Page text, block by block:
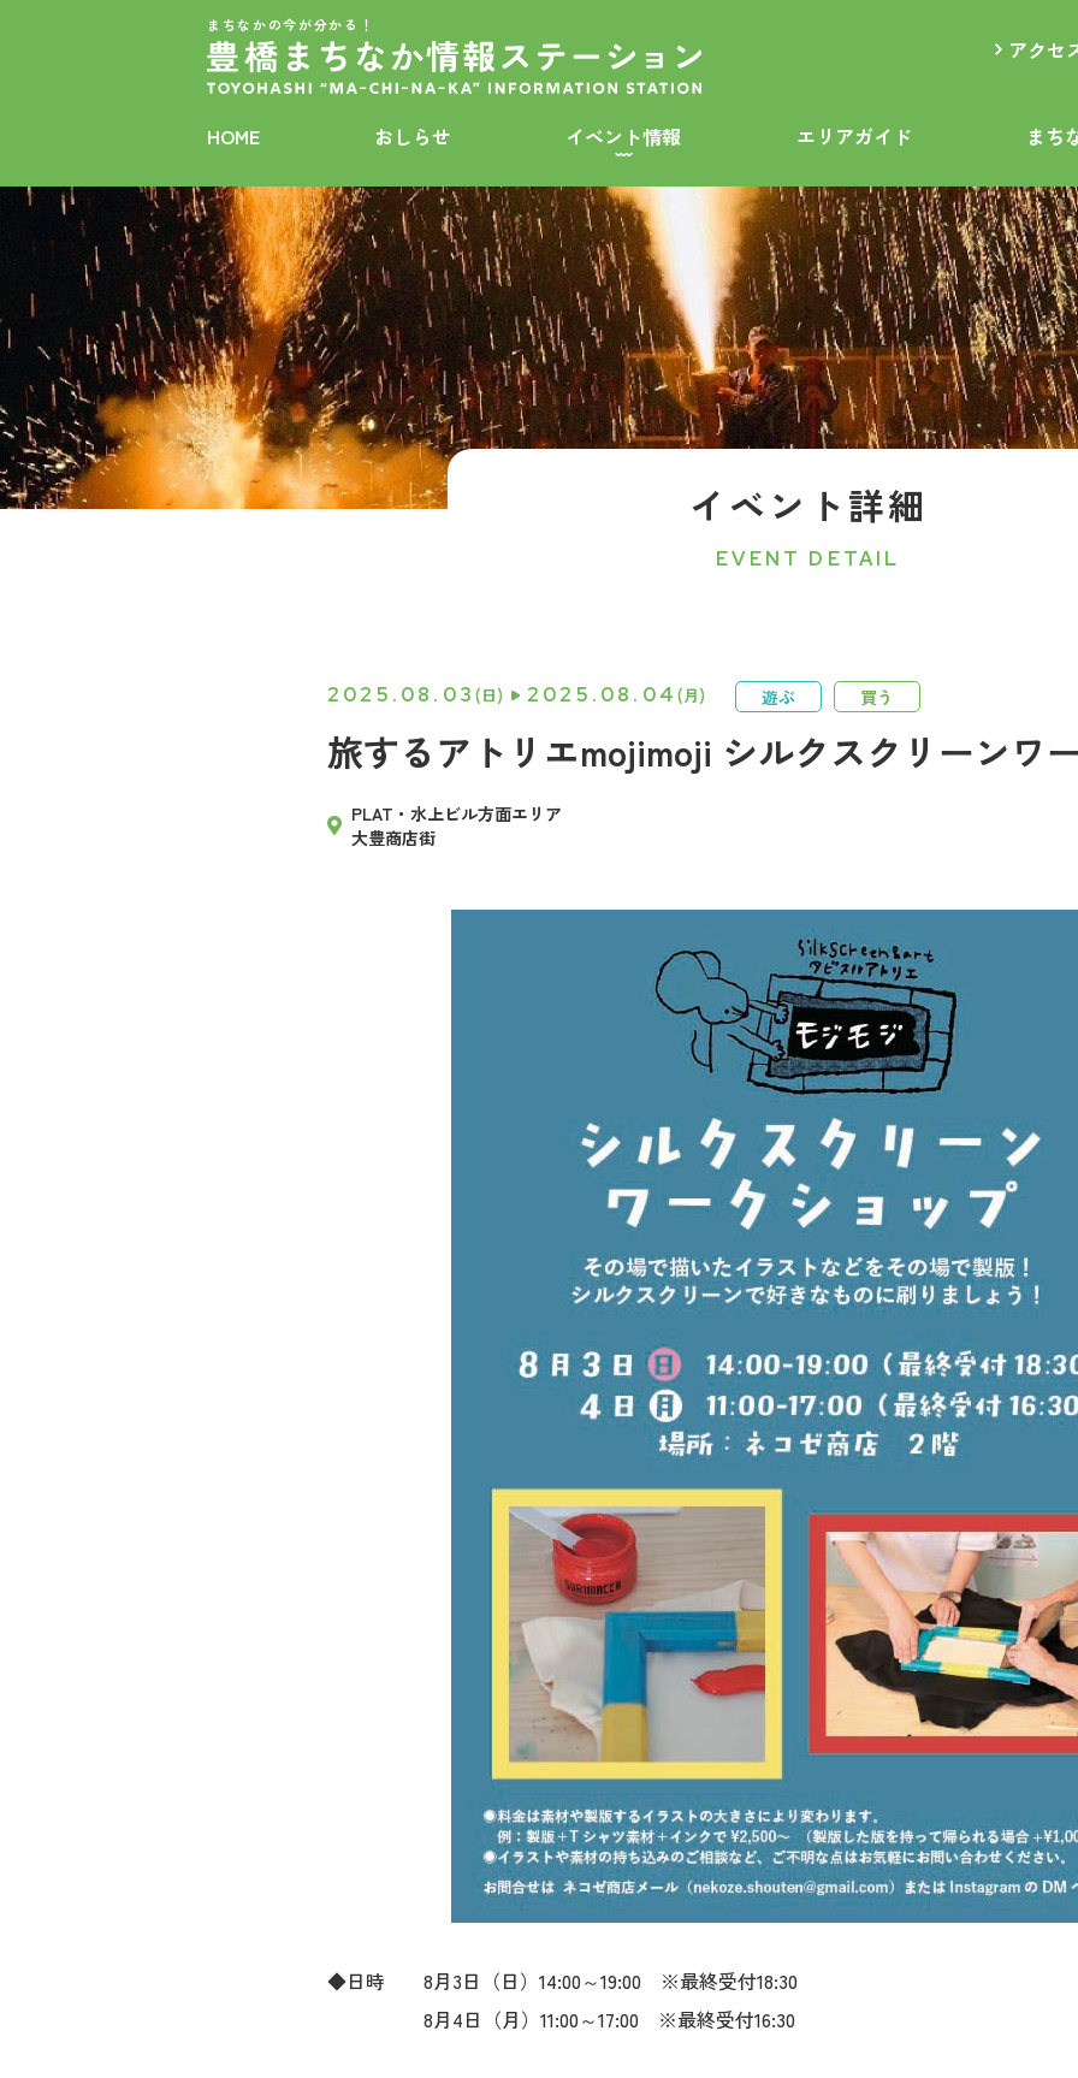
まちなかの今が分かる！
アクセ
HOME おしらせ イベント情報 エリアガイド まち
イベント詳細
EVENT DETAIL
旅するアトリエmojimoji シルクスクリーンワ
2025.08.03 (日) 2025.08.04 (月) 遊ぶ 買う
PLAT・水上ビル方面エリア
大豊商店街
◆日時 8月3日（日）14:00～19:00 ※最終受付18:30
8月4日（月）11:00～17:00 ※最終受付16:30